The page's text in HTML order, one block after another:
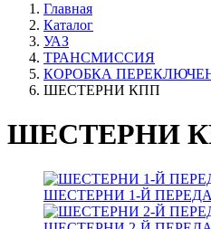
Главная
Каталог
УАЗ
ТРАНСМИССИЯ
КОРОБКА
ШЕСТЕРНИ КПП
ШЕСТЕРНИ
ШЕСТЕРНИ 1-Й